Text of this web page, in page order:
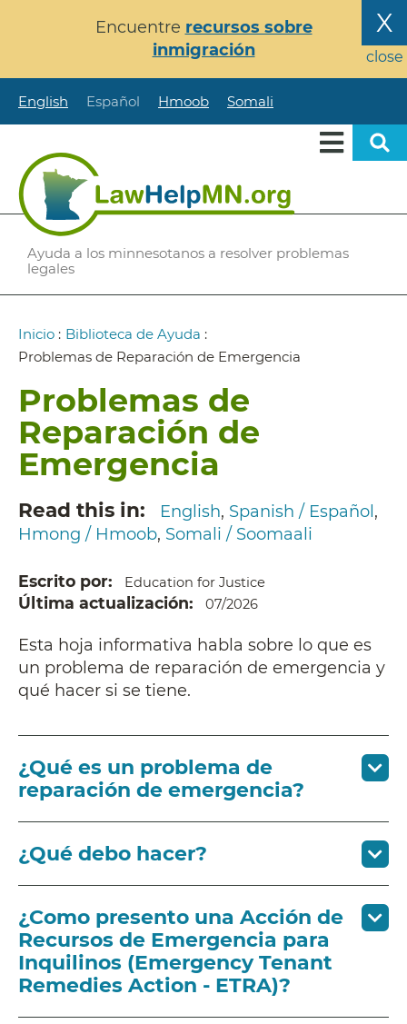
principal
X
close
Encuentre recursos sobre
inmigración
English Español Hmoob Somali
Ayuda a los minnesotanos a resolver problemas
legales
Ruta
de
Inicio : Biblioteca de Ayuda :
Problemas de Reparación de Emergencia
Problemas de
Reparación de
Emergencia
Read this in English Spanish / Español
Hmong / Hmoob Somali / Soomaali
Escrito por Education for Justice
Última actualización 07/2026
Esta hoja informativa habla sobre lo que es
un problema de reparación de emergencia y
qué hacer si se tiene.
¿Qué es un problema de
reparación de emergencia?
¿Qué debo hacer?
¿Como presento una Acción de
Recursos de Emergencia para
Inquilinos (Emergency Tenant
Remedies Action - ETRA)?